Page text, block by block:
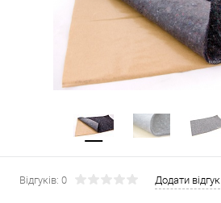
Відгуків: 0 Додати відгук